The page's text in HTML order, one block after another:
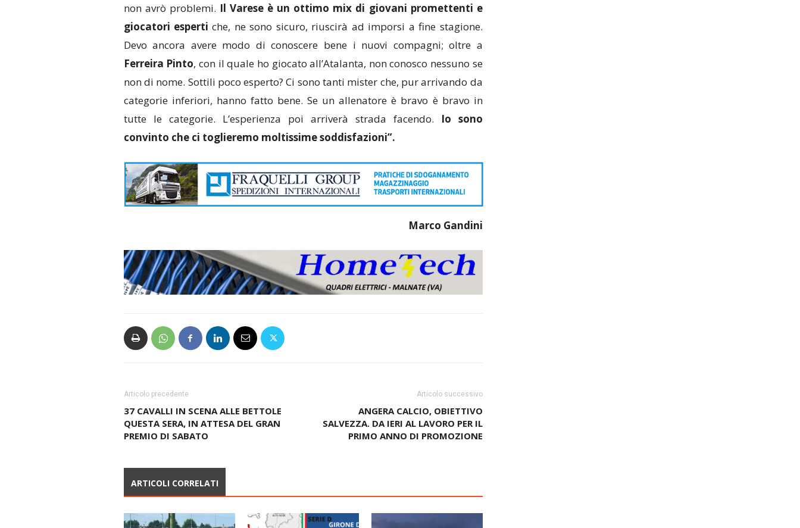
non avrò problemi. Il Varese è un ottimo mix di giovani promettenti e
giocatori esperti che, ne sono sicuro, riuscirà ad imporsi a fine stagione.
Devo ancora avere modo di conoscere bene i nuovi compagni; oltre a
Ferreira Pinto, con il quale ho giocato all’Atalanta, non conosco nessuno se
non di nome. Sottili poco esperto? Ci sono tanti mister che, pur arrivando da
categorie inferiori, hanno fatto bene. Se un allenatore è bravo è bravo in
tutte le categorie. L’esperienza poi arriverà strada facendo. Io sono
convinto che ci toglieremo moltissime soddisfazioni”.
Marco Gandini
Articolo precedente
37 CAVALLI IN SCENA ALLE BETTOLE
QUESTA SERA, IN ATTESA DEL GRAN
PREMIO DI SABATO
Articolo successivo
ANGERA CALCIO, OBIETTIVO
SALVEZZA. DA IERI AL LAVORO PER IL
PRIMO ANNO DI PROMOZIONE
ARTICOLI CORRELATI